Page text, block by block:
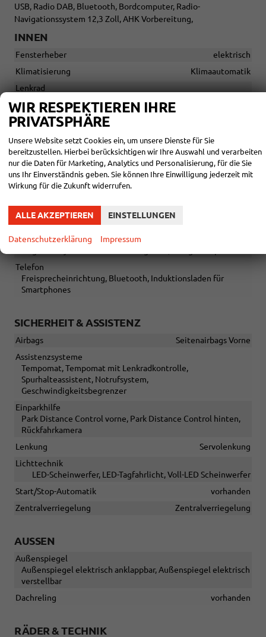
USB, Radio DAB, Bluetooth, Bordcomputer, Radio-
Navigationssystem 12,3 Zoll, AHK Vorbereitung,
INNEN
Fensterheber
elektrisch
Klimatisierung
Klimaautomatik
Lenkrad
Lenkradheizung
Sitze
Isofix (Kindersitzbefestigung), Sitzheizung
Sitze: Verstellbarkeit
Höhenverstellbarer Fahrersitz
INFOTAINMENT & KOMMUNIKATION
Schnittstelle USB, Digitalradio DAB, Android Auto, Apple
CarPlay
Bordcomputer
Telefon
Freisprecheinrichtung, Bluetooth, Induktionsladen für
Smartphones
SICHERHEIT & ASSISTENZ
Airbags
Seitenairbags Vorne
Assistenzsysteme
Tempomat, Tempomat mit Lenkradkontrolle,
Spurhalteassistent, Notrufsystem,
Geschwindigkeitsbegrenzer
Einparkhilfe
Park Distance Control vorne, Park Distance Control hinten,
Rückfahrkamera
Lenkung
Servolenkung
Lichttechnik
LED-Scheinwerfer, LED-Tagfahrlicht, Voll-LED Scheinwerfer
Start/Stop-Automatik
vorhanden
Zentralverriegelung
Zentralverriegelung
AUSSEN
Außenspiegel
Außenspiegel elektrisch anklappbar, Außenspiegel elektrisch
verstellbar
Dachreling
vorhanden
RÄDER & TECHNIK
WIR RESPEKTIEREN IHRE
PRIVATSPHÄRE
Unsere Website setzt Cookies ein, um unsere Dienste für Sie
bereitzustellen. Hierbei berücksichtigen wir Ihre Auswahl und verarbeiten
nur die Daten für Marketing, Analytics und Personalisierung, für die Sie
uns Ihr Einverständnis geben. Sie können Ihre Einwilligung jederzeit mit
Wirkung für die Zukunft widerrufen.
ALLE AKZEPTIEREN EINSTELLUNGEN
Datenschutzerklärung Impressum